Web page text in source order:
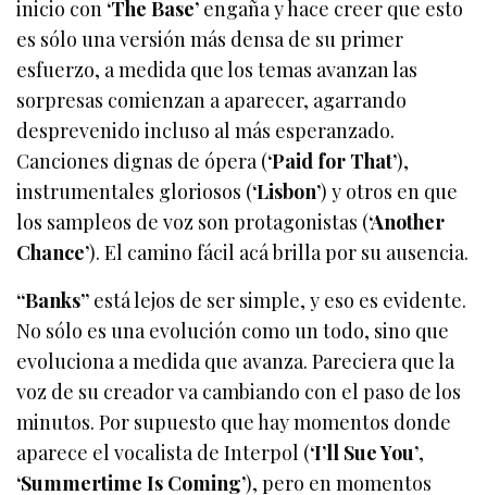
inicio con ‘The Base’ engaña y hace creer que esto
es sólo una versión más densa de su primer
esfuerzo, a medida que los temas avanzan las
sorpresas comienzan a aparecer, agarrando
desprevenido incluso al más esperanzado.
Canciones dignas de ópera (‘Paid for That’),
instrumentales gloriosos (‘Lisbon’) y otros en que
los sampleos de voz son protagonistas (‘Another
Chance’). El camino fácil acá brilla por su ausencia.
“Banks” está lejos de ser simple, y eso es evidente.
No sólo es una evolución como un todo, sino que
evoluciona a medida que avanza. Pareciera que la
voz de su creador va cambiando con el paso de los
minutos. Por supuesto que hay momentos donde
aparece el vocalista de Interpol (‘I’ll Sue You’,
‘Summertime Is Coming’), pero en momentos